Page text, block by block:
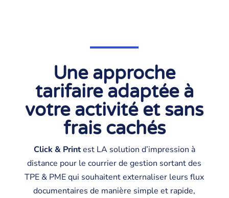
Une approche
tarifaire adaptée à
votre activité et sans
frais cachés
Click & Printest LA solution d’impression à
distance pour le courrier de gestion sortant des
TPE & PME qui souhaitent externaliser leurs flux
documentaires de manière simple et rapide,